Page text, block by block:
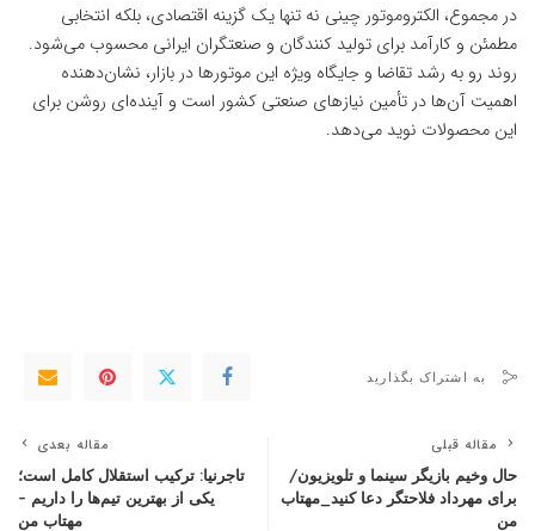
در مجموع، الکتروموتور چینی نه تنها یک گزینه اقتصادی، بلکه انتخابی
مطمئن و کارآمد برای تولید کنندگان و صنعتگران ایرانی محسوب می‌شود.
روند رو به رشد تقاضا و جایگاه ویژه این موتورها در بازار، نشان‌دهنده
اهمیت آن‌ها در تأمین نیازهای صنعتی کشور است و آینده‌ای روشن برای
این محصولات نوید می‌دهد.
به اشتراک بگذارید
مقاله قبلی
حال وخیم بازیگر سینما و تلویزیون/
برای مهرداد فلاحتگر دعا کنید_مهتاب
من
مقاله بعدی
تاجرنیا: ترکیب استقلال کامل است؛
یکی از بهترین تیم‌ها را داریم –
مهتاب من